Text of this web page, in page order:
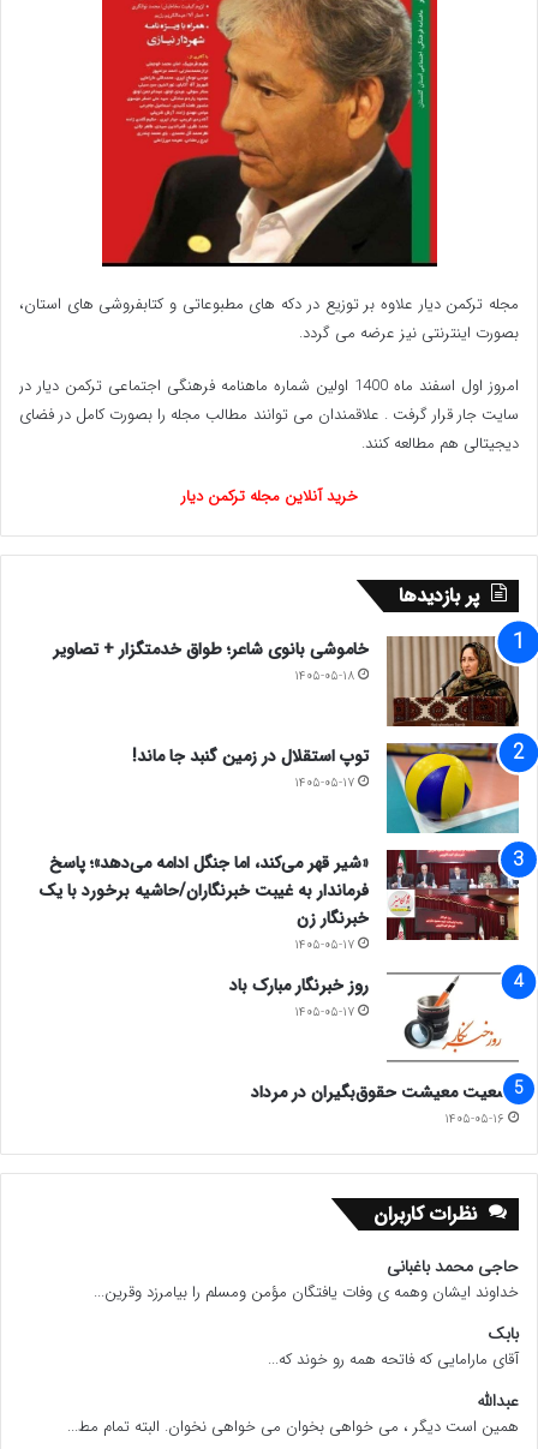
مجله ترکمن دیار علاوه بر توزیع در دکه های مطبوعاتی و کتابفروشی های استان،
بصورت اینترنتی نیز عرضه می گردد.‌
امروز اول اسفند ماه 1400 اولین شماره ماهنامه فرهنگی اجتماعی ترکمن دیار در
سایت جار قرار گرفت . علاقمندان می توانند مطالب مجله را بصورت کامل در فضای
دیجیتالی هم مطالعه کنند.
خرید آنلاین مجله ترکمن دیار
پر بازدیدها
خاموشی بانوی شاعر؛ طواق خدمتگزار + تصاویر
۱۴۰۵-۰۵-۱۸
توپ استقلال در زمین گنبد جا ماند!
۱۴۰۵-۰۵-۱۷
«شیر قهر می‌کند، اما جنگل ادامه می‌دهد»؛ پاسخ
فرماندار به غیبت خبرنگاران/حاشیه برخورد با یک
خبرنگار زن
۱۴۰۵-۰۵-۱۷
روز خبرنگار مبارک باد
۱۴۰۵-۰۵-۱۷
وضعیت معیشت حقوق‌بگیران در مرداد
۱۴۰۵-۰۵-۱۶
نظرات کاربران
حاجی محمد باغبانی
خداوند ایشان وهمه ی وفات یافتگان مؤمن ومسلم را بیامرزد وقرین...
بابک
آقای مارامایی که فاتحه همه رو خوند که...
عبدالله
همین است دیگر ، می خواهی بخوان می خواهی نخوان. البته تمام مط...